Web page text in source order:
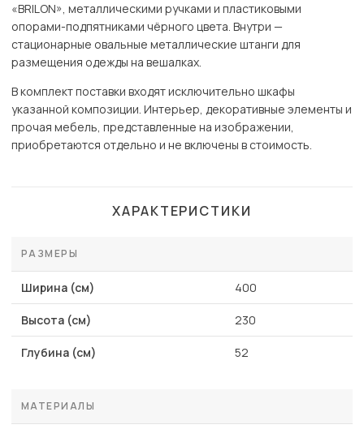
«BRILON», металлическими ручками и пластиковыми
опорами-подпятниками чёрного цвета. Внутри —
стационарные овальные металлические штанги для
размещения одежды на вешалках.
В комплект поставки входят исключительно шкафы
указанной композиции. Интерьер, декоративные элементы и
прочая мебель, представленные на изображении,
приобретаются отдельно и не включены в стоимость.
ХАРАКТЕРИСТИКИ
РАЗМЕРЫ
Ширина (см) 400
Высота (см) 230
Глубина (см) 52
МАТЕРИАЛЫ